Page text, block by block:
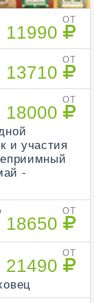
ОТ
11990
ОТ
13710
ОТ
18000
и участия
-
ОТ
18650
ОТ
21490